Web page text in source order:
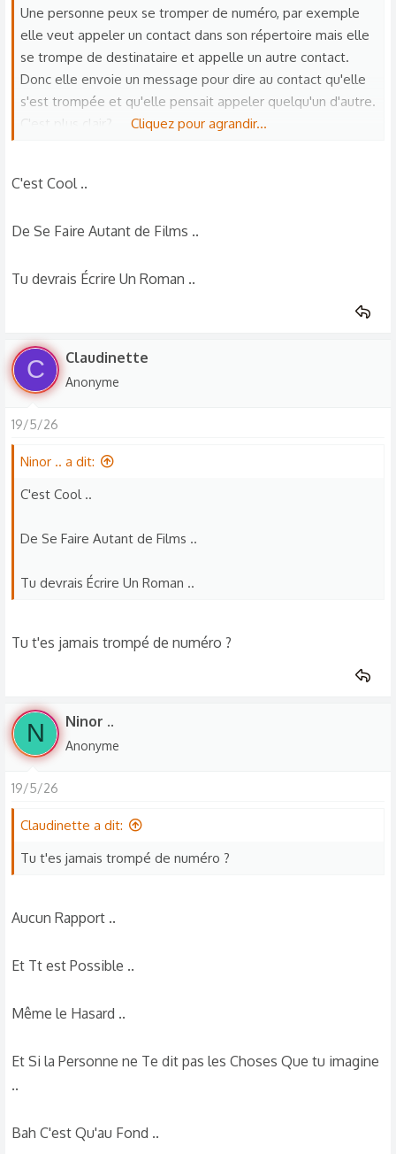
Une personne peux se tromper de numéro, par exemple
elle veut appeler un contact dans son répertoire mais elle
se trompe de destinataire et appelle un autre contact.
Donc elle envoie un message pour dire au contact qu'elle
s'est trompée et qu'elle pensait appeler quelqu'un d'autre.
C'est plus clair?
connais qui te tel et si tu ad pas répondu. Elle t'envoie un
destinataire" ou "désolé je me suis trompée, j'ai du penser
Cliquez pour agrandir...
C'est Cool ..
De Se Faire Autant de Films ..
Tu devrais Écrire Un Roman ..
C Claudinette
Anonyme
19/5/26
Ninor .. a dit:
C'est Cool ..
De Se Faire Autant de Films ..
Tu devrais Écrire Un Roman ..
Tu t'es jamais trompé de numéro ?
N Ninor ..
Anonyme
19/5/26
Claudinette a dit:
Tu t'es jamais trompé de numéro ?
Aucun Rapport ..
Et Tt est Possible ..
Même le Hasard ..
Et Si la Personne ne Te dit pas les Choses Que tu imagine
..
Bah C'est Qu'au Fond ..